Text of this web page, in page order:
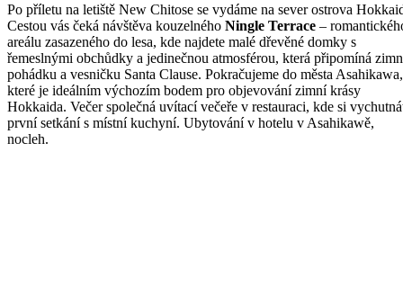
Po příletu na letiště New Chitose se vydáme na sever ostrova
Cestou vás čeká návštěva kouzelného Ningle Terrace –
areálu zasazeného do lesa, kde najdete malé dřevěné domky s
řemeslnými obchůdky a jedinečnou atmosférou, která připomíná
pohádku a vesničku Santa Clause. Pokračujeme do města Asahikawa,
které je ideálním výchozím bodem pro objevování zimní krásy
Hokkaida. Večer společná uvítací večeře v restauraci, kde si
první setkání s místní kuchyní. Ubytování v hotelu v Asahikawě,
nocleh.